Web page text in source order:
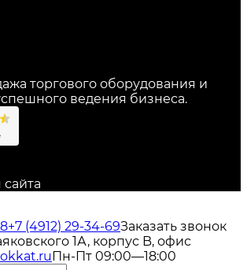
торгового оборудования и
ведения бизнеса.
+7 (4912) 29-34-69Заказать звонок
1А, корпус B, офис
Пн-Пт 09:00—18:00